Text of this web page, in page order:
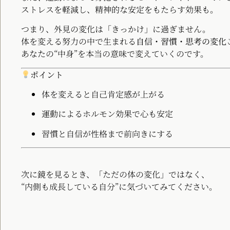
ストレスを軽減し、精神的な安定をもたらす効果も。
つまり、外見の変化は「きっかけ」に過ぎません。
体を変える努力の中で生まれる 自信・習慣・思考の変化
あなたの“中身”を本当の意味で変えていくのです。
ポイント
体を変えると自己肯定感が上がる
運動によるホルモン効果で心も安定
習慣と自信が性格まで前向きにする
次に鏡を見るとき、「ただの体の変化」ではなく、
“内側も成長している自分”に気づいてみてください。